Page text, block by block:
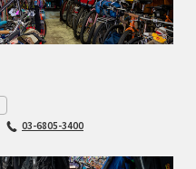
03-6805-3400